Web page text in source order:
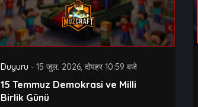
Duyuru - 15 जुल. 2026, दोपहर 10:59 बजे
15 Temmuz Demokrasi ve Milli
Birlik Günü